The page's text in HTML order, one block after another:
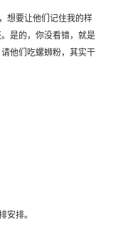
想要让他们记住我的样
是的，你没看错，就是
他们吃螺蛳粉，其实干
安排。